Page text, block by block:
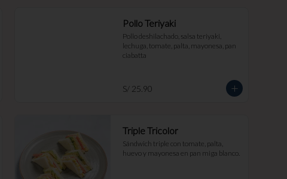
Pollo Teriyaki
Pollo deshilachado, salsa teriyaki,
lechuga, tomate, palta, mayonesa, pan
ciabatta
S/ 25.90
Triple Tricolor
Sándwich triple con tomate, palta,
huevo y mayonesa en pan miga blanco.